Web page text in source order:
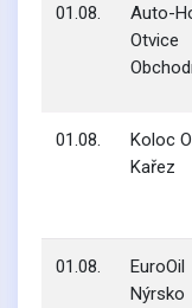
01.08.
Auto-
Otvice
01.08.
Koloc
Kařez
01.08.
EuroOil
Nýrsko